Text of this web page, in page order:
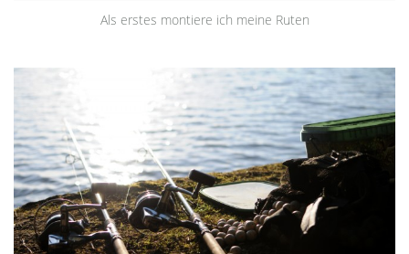
Als erstes montiere ich meine Ruten